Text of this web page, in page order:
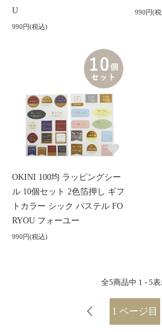
U
990円(税込)
990円(
OKINI 100均 ラッピングシー
ル 10個セット 2色箔押し ギフ
トカラー シック パステル FO
RYOU フォーユー
990円(税込)
全5商品中 1 - 5
1 ページ目